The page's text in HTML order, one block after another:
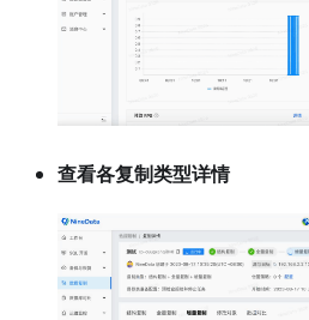
查看各复制类型详情